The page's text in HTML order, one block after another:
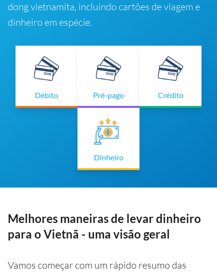
dong vietnamita, incluindo cartões de viagem e
dinheiro em espécie.
Débito Pré-pago Crédito
Dinheiro
Melhores maneiras de levar dinheiro
para o Vietnã - uma visão geral
Vamos começar com um rápido resumo das